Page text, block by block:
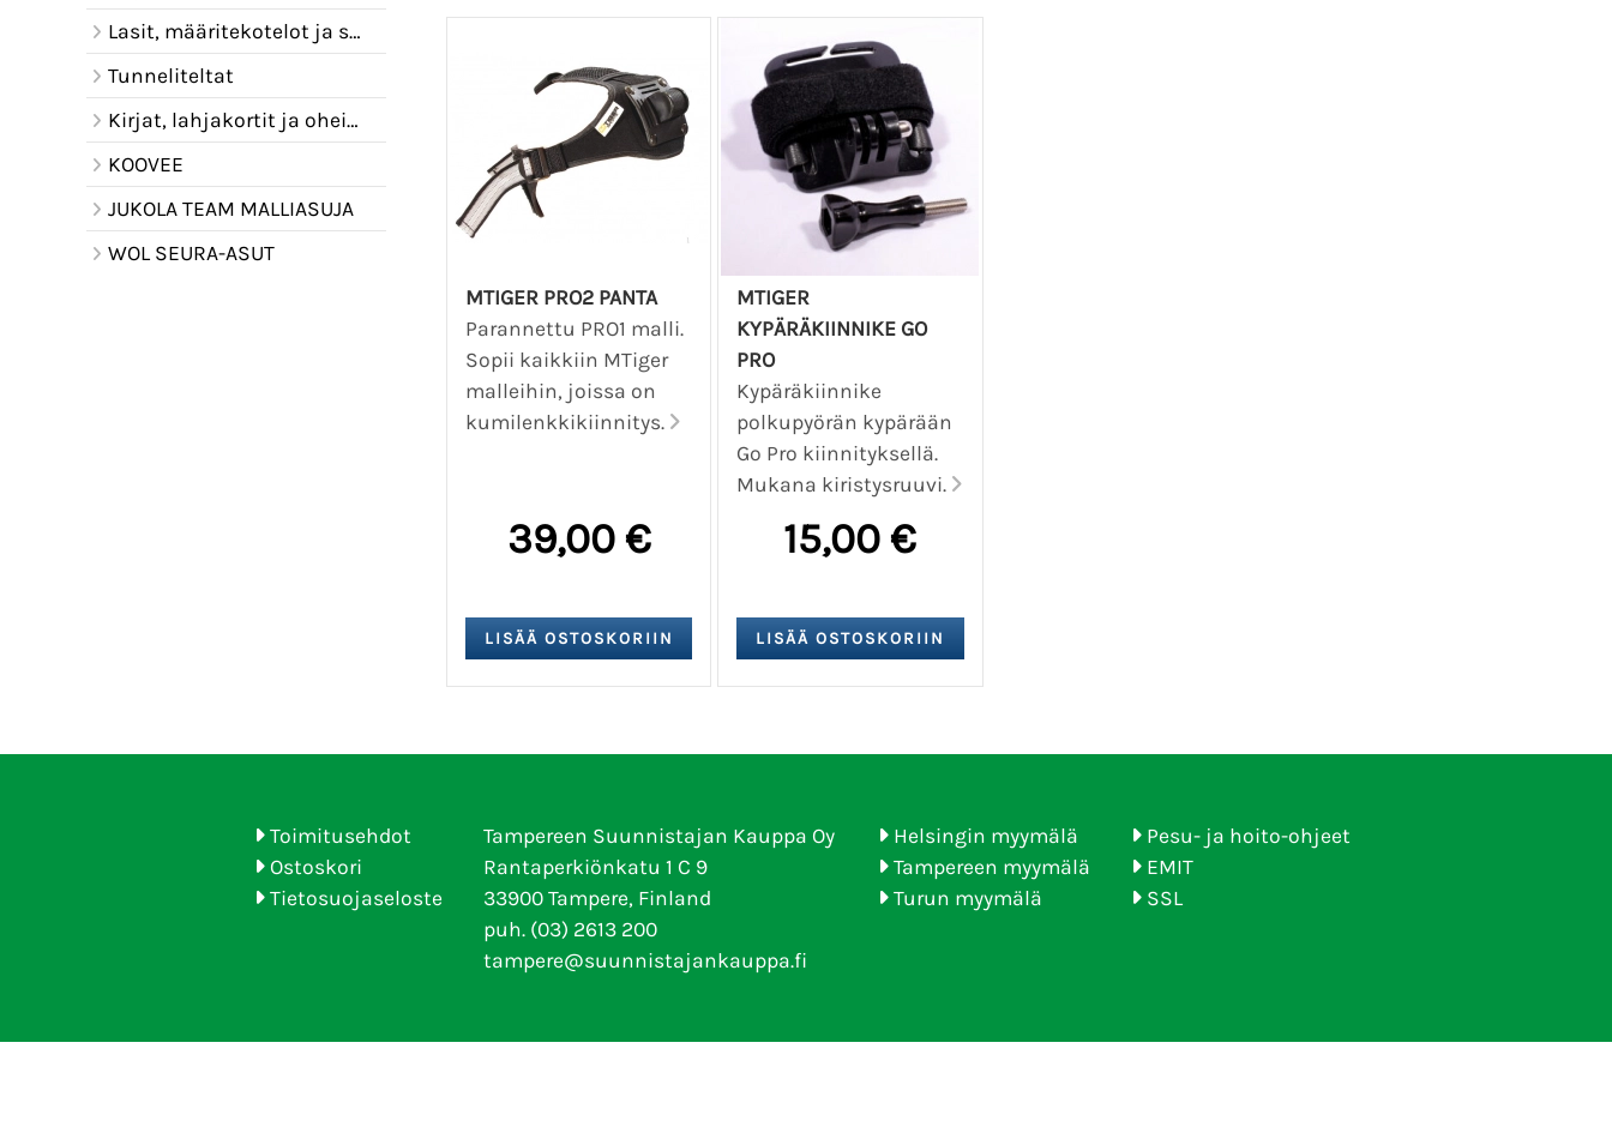
Lasit, määritekotelot ja sadelipat
Tunneliteltat
Kirjat, lahjakortit ja oheistuotteet
KOOVEE
JUKOLA TEAM MALLIASUJA
WOL SEURA-ASUT
MTIGER PRO2 PANTA
Parannettu PRO1 malli.
Sopii kaikkiin MTiger
malleihin, joissa on
kumilenkkikiinnitys.
39,00 €
MTIGER
KYPÄRÄKIINNIKE GO
PRO
Kypäräkiinnike
polkupyörän kypärään
Go Pro kiinnityksellä.
Mukana kiristysruuvi.
15,00 €
Toimitusehdot
Ostoskori
Tietosuojaseloste
Tampereen Suunnistajan Kauppa Oy
Rantaperkiönkatu 1 C 9
33900 Tampere, Finland
puh. (03) 2613 200
tampere@suunnistajankauppa.fi
Helsingin myymälä
Tampereen myymälä
Turun myymälä
Pesu- ja hoito-ohjeet
EMIT
SSL